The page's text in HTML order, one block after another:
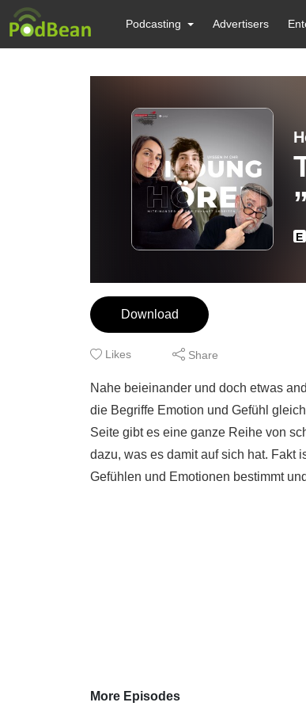
Podcasting Advertisers
E
Download
Likes Share
Nahe beieinander und doch etwas
die Begriffe Emotion und Gefühl
Seite gibt es eine ganze Reihe von
dazu, was es damit auf sich hat. Fakt
Gefühlen und Emotionen bestimmt
More Episodes